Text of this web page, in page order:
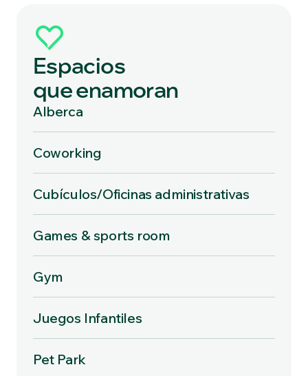
Espacios
que enamoran
Alberca
Coworking
Cubículos/Oficinas administrativas
Games & sports room
Gym
Juegos Infantiles
Pet Park